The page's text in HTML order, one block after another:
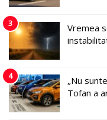
3
Vremea
4
„Nu
Tofan a